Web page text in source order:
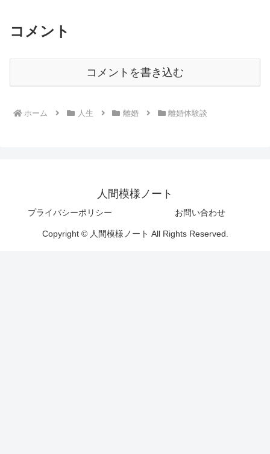
コメント
コメントを書き込む
ホーム 人生 離婚 離婚体験談
人間模様ノート
プライバシーポリシー お問い合わせ
Copyright © 人間模様ノート All Rights Reserved.